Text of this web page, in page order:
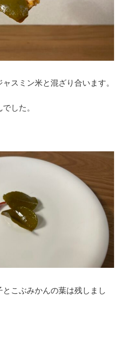
スミン米と混ざり合います。
した。
こぶみかんの葉は残しまし